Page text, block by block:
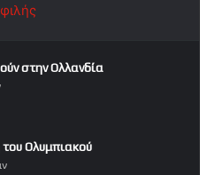
στην Ολλανδία
Ολυμπιακού